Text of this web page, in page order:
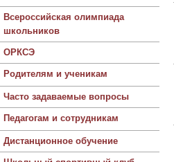
Всероссийская олимпиада
школьников
ОРКСЭ
Родителям и ученикам
Часто задаваемые вопросы
Педагогам и сотрудникам
Дистанционное обучение